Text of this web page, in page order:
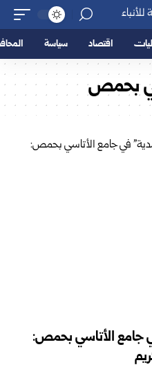
اقتصاد سياسة
بحمص
جامع الأتاسي بحمص: